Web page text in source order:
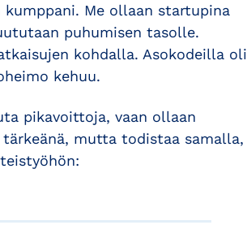
Me ollaan startupina
puhumisen tasolle.
kohdalla. Asokodeilla oli
kehuu.
pikavoittoja, vaan ollaan
mutta todistaa samalla,